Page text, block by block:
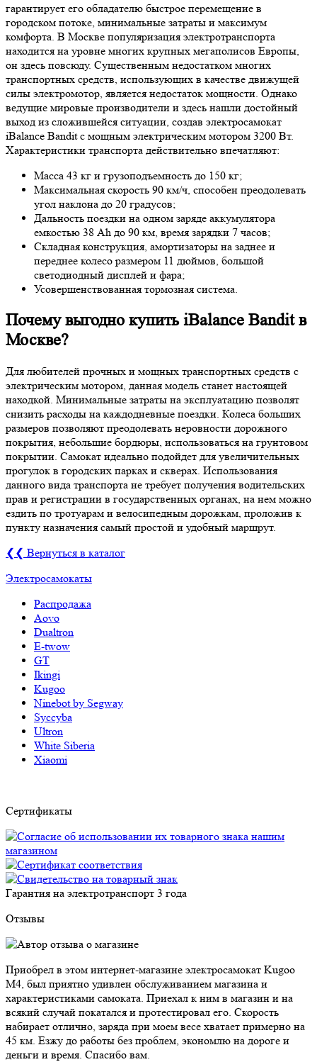
гарантирует его обладателю быстрое перемещение в
городском потоке, минимальные затраты и максимум
комфорта. В Москве популяризация электротранспорта
находится на уровне многих крупных мегаполисов Европы,
он здесь повсюду. Существенным недостатком многих
транспортных средств, использующих в качестве движущей
силы электромотор, является недостаток мощности. Однако
ведущие мировые производители и здесь нашли достойный
выход из сложившейся ситуации, создав электросамокат
iBalance Bandit с мощным электрическим мотором 3200 Вт.
Характеристики транспорта действительно впечатляют:
Масса 43 кг и грузоподъемность до 150 кг;
Максимальная скорость 90 км/ч, способен преодолевать
угол наклона до 20 градусов;
Дальность поездки на одном заряде аккумулятора
емкостью 38 Ah до 90 км, время зарядки 7 часов;
Складная конструкция, амортизаторы на заднее и
переднее колесо размером 11 дюймов, большой
светодиодный дисплей и фара;
Усовершенствованная тормозная система.
Почему выгодно купить iBalance Bandit в
Москве?
Для любителей прочных и мощных транспортных средств с
электрическим мотором, данная модель станет настоящей
находкой. Минимальные затраты на эксплуатацию позволят
снизить расходы на каждодневные поездки. Колеса больших
размеров позволяют преодолевать неровности дорожного
покрытия, небольшие бордюры, использоваться на грунтовом
покрытии. Самокат идеально подойдет для увеличительных
прогулок в городских парках и скверах. Использования
данного вида транспорта не требует получения водительских
прав и регистрации в государственных органах, на нем можно
ездить по тротуарам и велосипедным дорожкам, проложив к
пункту назначения самый простой и удобный маршрут.
❮❮ Вернуться в каталог
Электросамокаты
Распродажа
Aovo
Dualtron
E-twow
GT
Ikingi
Kugoo
Ninebot by Segway
Syccyba
Ultron
White Siberia
Xiaomi
Сертификаты
Гарантия на электротранспорт 3 года
Отзывы
Приобрел в этом интернет-магазине электросамокат Kugoo
M4, был приятно удивлен обслуживанием магазина и
характеристиками самоката. Приехал к ним в магазин и на
всякий случай покатался и протестировал его. Скорость
набирает отлично, заряда при моем весе хватает примерно на
45 км. Езжу до работы без проблем, экономлю на дороге и
деньги и время. Спасибо вам.